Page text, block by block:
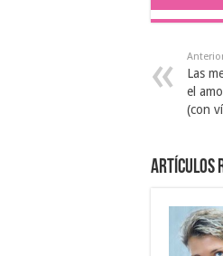
Las
el
(con
Artículos